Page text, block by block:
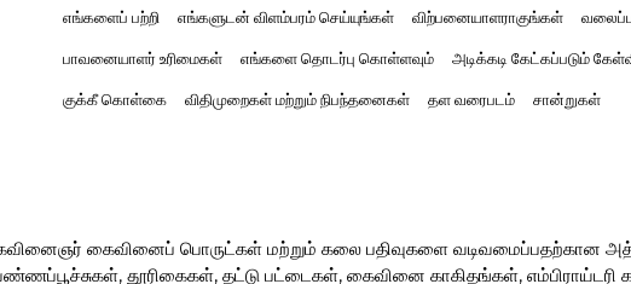
எங்களைப் பற்றி எங்களுடன் விளம்பரம் செய்யுங்கள் விற்பனையாளராகுங்கள்
பாவனையாளர் உரிமைகள் எங்களை தொடர்பு கொள்ளவும் அடிக்கடி கேட்கப்படும்
குக்கீ கொள்கை விதிமுறைகள் மற்றும் நிபந்தனைகள் தள வரைபடம் சான்றுகள்
கைவினைப் பொருட்கள் மற்றும் கலை பதிவுகளை
தூரிகைகள், தட்டு பட்டைகள், கைவினை காகிதங்கள், எம்பிராய்டரி